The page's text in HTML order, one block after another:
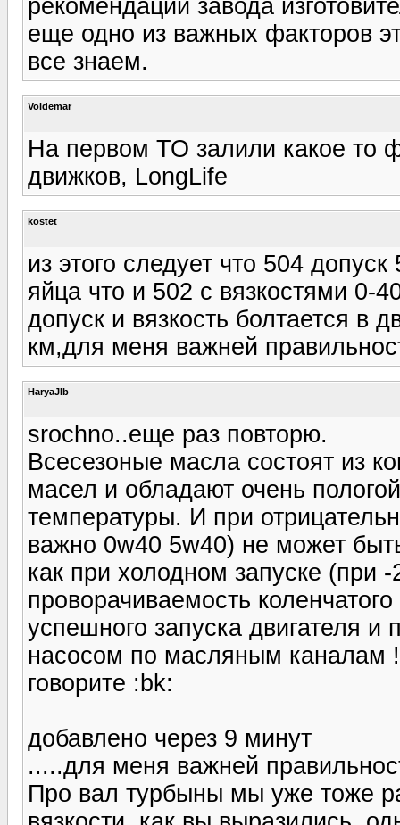
рекомендации завода
еще одно из важных факторов
все знаем.
Voldemar
На первом ТО залили какое то
движков, LongLife
kostet
из этого следует что 504
яйца что и 502 с вязкостями 0-
допуск и вязкость болтается в
км,для меня важней
HaryaJIb
srochno..еще раз повторю.
Всесезоные масла состоят из
масел и обладают очень
температуры. И при
важно 0w40 5w40) не может
как при холодном запуске (при
проворачиваемость
успешного запуска двигателя
насосом по масляным каналам
говорите :bk:
добавлено через 9 минут
.....для меня важней
Про вал турбыны мы уже тоже